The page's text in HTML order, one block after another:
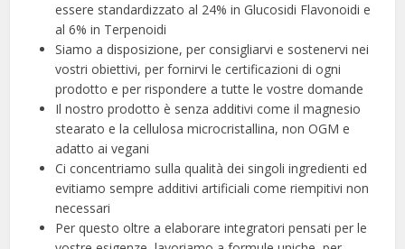
essere standardizzato al 24% in Glucosidi Flavonoidi e
al 6% in Terpenoidi
Siamo a disposizione, per consigliarvi e sostenervi nei
vostri obiettivi, per fornirvi le certificazioni di ogni
prodotto e per rispondere a tutte le vostre domande
Il nostro prodotto è senza additivi come il magnesio
stearato e la cellulosa microcristallina, non OGM e
adatto ai vegani
Ci concentriamo sulla qualità dei singoli ingredienti ed
evitiamo sempre additivi artificiali come riempitivi non
necessari
Per questo oltre a elaborare integratori pensati per le